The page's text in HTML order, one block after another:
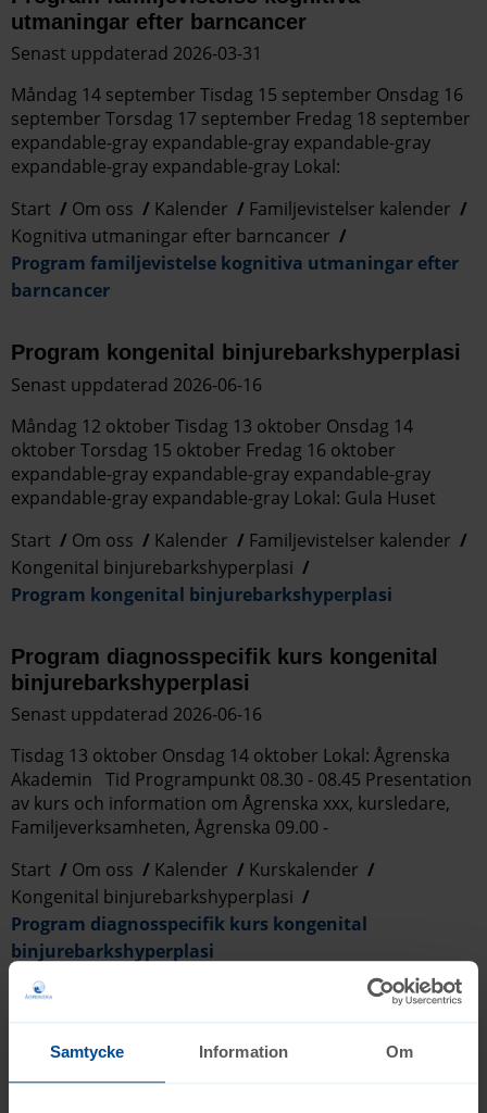
Samtycke Information Om
utmaningar efter barncancer
Senast uppdaterad 2026-03-31
Måndag 14 september Tisdag 15 september Onsdag 16
september Torsdag 17 september Fredag 18 september
expandable-gray expandable-gray expandable-gray
expandable-gray expandable-gray Lokal:
Start
Om oss Kalender
Familjevistelser kalender
Kognitiva utmaningar efter barncancer
Program familjevistelse kognitiva utmaningar efter
barncancer
Program kongenital binjurebarkshyperplasi
Senast uppdaterad 2026-06-16
Måndag 12 oktober Tisdag 13 oktober Onsdag 14
oktober Torsdag 15 oktober Fredag 16 oktober
expandable-gray expandable-gray expandable-gray
expandable-gray expandable-gray Lokal: Gula Huset
Start
Om oss Kalender
Familjevistelser kalender
Kongenital binjurebarkshyperplasi
Program kongenital binjurebarkshyperplasi
Program diagnosspecifik kurs kongenital
binjurebarkshyperplasi
Senast uppdaterad 2026-06-16
Tisdag 13 oktober Onsdag 14 oktober Lokal: Ågrenska
Akademin Tid Programpunkt 08.30 - 08.45 Presentation
av kurs och information om Ågrenska xxx, kursledare,
Familjeverksamheten, Ågrenska 09.00 -
Start
Om oss Kalender
Kurskalender
Kongenital binjurebarkshyperplasi
Program diagnosspecifik kurs kongenital
binjurebarkshyperplasi
Program diagnosspecifik kurs ultrasällsynt